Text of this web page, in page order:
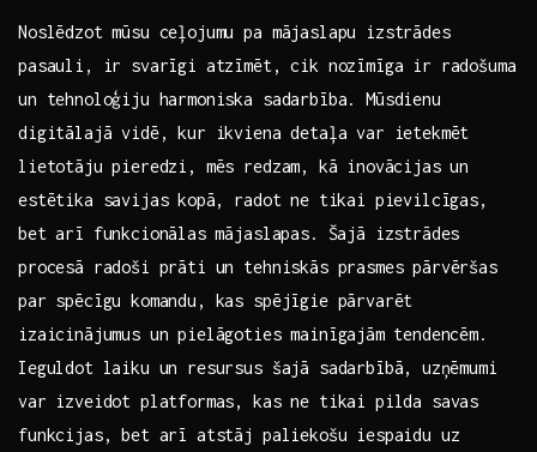
Noslēdzot mūsu ceļojumu pa mājaslapu izstrādes
pasauli, ir svarīgi atzīmēt, cik nozīmīga ir radošuma
un tehnoloģiju harmoniska sadarbība.‌ Mūsdienu
digitālajā vidē, kur ikviena detaļa var ietekmēt
lietotāju pieredzi, mēs redzam, kā ⁢inovācijas⁤ un
estētika​ savijas ⁤kopā, radot ne tikai pievilcīgas,
bet arī funkcionālas ⁣mājaslapas. Šajā izstrādes
procesā radoši prāti un tehniskās prasmes pārvēršas
par spēcīgu komandu,‍ kas spējīgie pārvarēt
izaicinājumus un pielāgoties mainīgajām⁤ tendencēm.
Ieguldot laiku un resursus šajā sadarbībā,⁢ uzņēmumi‍
var izveidot platformas, kas ne tikai pilda savas
funkcijas, bet ‍arī atstāj paliekošu iespaidu uz